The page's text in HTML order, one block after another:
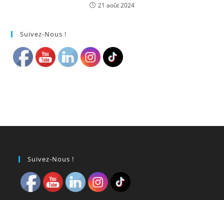
21 août 2024
Suivez-Nous !
Suivez-Nous !